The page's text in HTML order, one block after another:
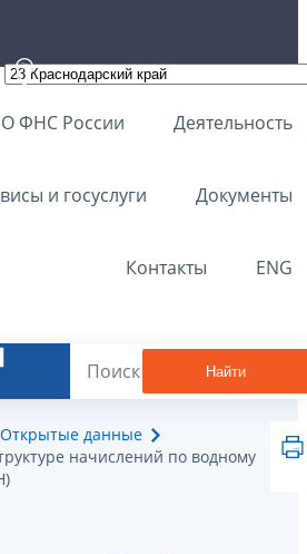
О ФНС России Деятельность
и госуслуги Документы
Контакты ENG
Найти
Открытые данные
начислений по водному